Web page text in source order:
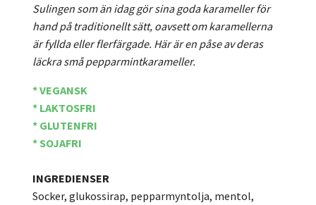
Sulingen som än idag gör sina goda karameller för
hand på traditionellt sätt, oavsett om karamellerna
är fyllda eller flerfärgade. Här är en påse av deras
läckra små pepparmintkarameller.
* VEGANSK
* LAKTOSFRI
* GLUTENFRI
* SOJAFRI
INGREDIENSER
Socker, glukossirap, pepparmyntolja, mentol,